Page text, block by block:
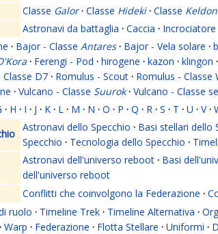
Classe Galor · Classe Hideki · Classe Keldon
Astronavi da battaglia · Caccia · Incrociatore
· Bajor - Classe Antares · Bajor - Vela solare ·
· Ferengi - Pod · hirogene · kazon · klingon ·
Classe D7 · Romulus - Scout · Romulus - Classe
· Vulcano - Classe Suurok · Vulcano - Classe
· H · I · J · K · L · M · N · O · P · Q · R · S · T · U · V ·
Astronavi dello Specchio · Basi stellari dello
Specchio · Tecnologia dello Specchio ·
Astronavi dell'universo reboot · Basi
dell'universo reboot
Conflitti che coinvolgono la Federazione ·
ruolo · Timeline Trek · Timeline Alternativa ·
· Warp · Federazione · Flotta Stellare · Uniformi ·